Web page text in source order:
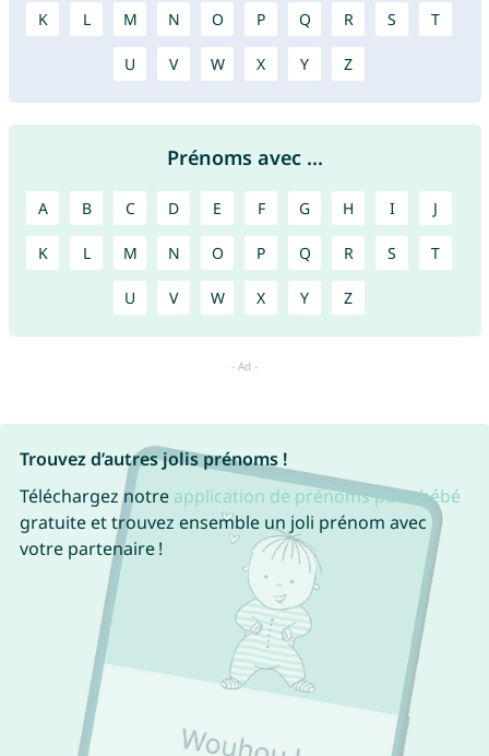
K L M N O P Q R S T
U V W X Y Z
Prénoms avec ...
A B C D E F G H I J
K L M N O P Q R S T
U V W X Y Z
Trouvez d’autres jolis prénoms !
Téléchargez notre application de prénoms pour bébé
gratuite et trouvez ensemble un joli prénom avec
votre partenaire !